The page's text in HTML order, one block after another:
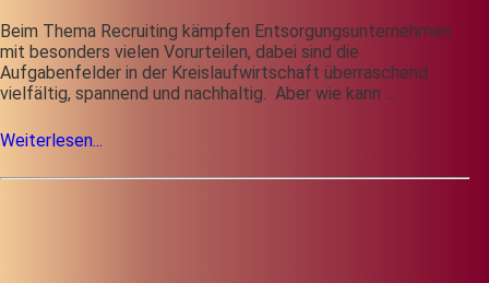
Beim Thema Recruiting kämpfen Entsorgungsunternehmen
mit besonders vielen Vorurteilen, dabei sind die
Aufgabenfelder in der Kreislaufwirtschaft überraschend
vielfältig, spannend und nachhaltig. Aber wie kann …
Weiterlesen...